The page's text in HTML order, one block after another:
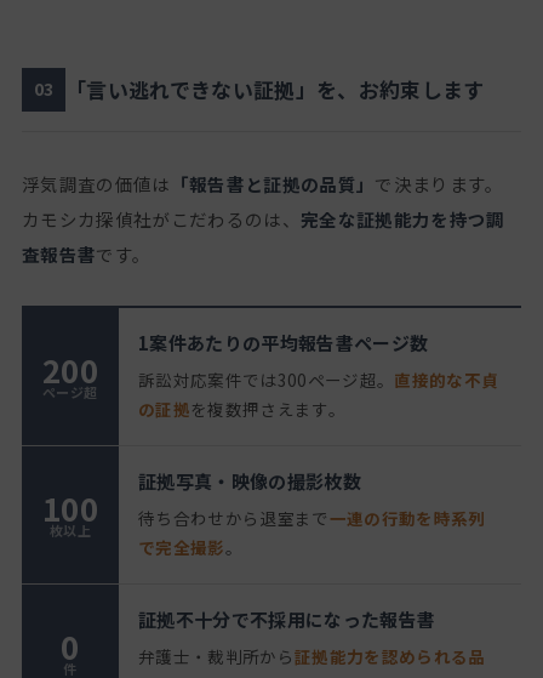
03 「言い逃れできない証拠」を、お約束します
浮気調査の価値は 「報告書と証拠の品質」 で決まります。
カモシカ探偵社がこだわるのは、 完全な証拠能力を持つ調
査報告書です。
200
ページ超
1案件あたりの平均報告書ページ数
訴訟対応案件では300ページ超。 直接的な不貞
の証拠を複数押さえます。
100
枚以上
証拠写真・映像の撮影枚数
待ち合わせから退室まで一連の行動を時系列
で完全撮影。
0
件
証拠不十分で不採用になった報告書
弁護士・裁判所から証拠能力を認められる品